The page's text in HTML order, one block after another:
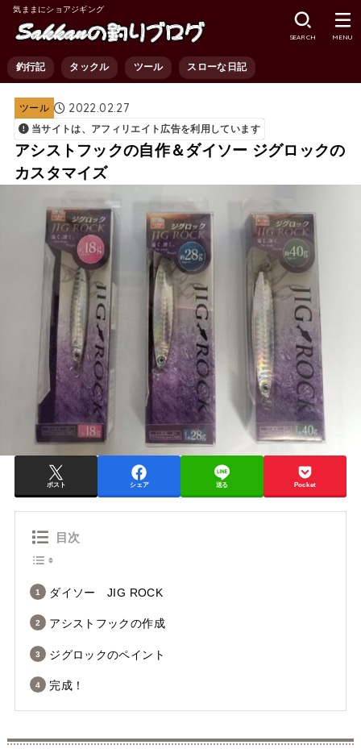
気ままにショアジギング
釣行記 タックル ツール スローな日記
SEARCH MENU
ツール 2022.02.27
当サイトは、アフィリエイト広告を利用しています
アシストフックの自作＆ダイソー ジグロックの
カスタマイズ
ポスト シェア 送る Pocket
目次
ダイソー JIG ROCK
アシストフックの作成
ジグロックのペイント
完成！